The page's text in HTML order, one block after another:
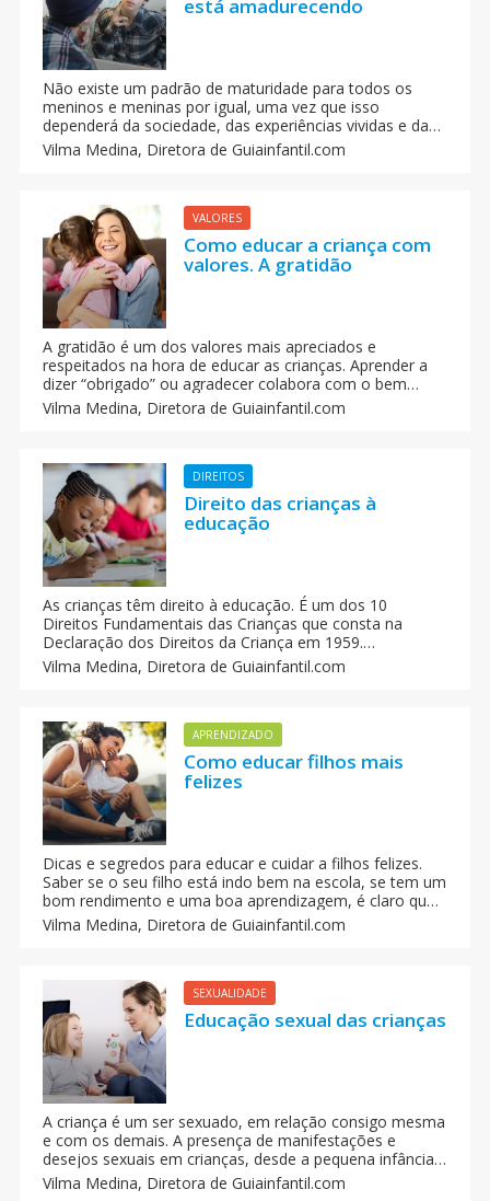
está amadurecendo
Não existe um padrão de maturidade para todos os
meninos e meninas por igual, uma vez que isso
dependerá da sociedade, das experiências vividas e da
educação recebida. Mesmo assim, existem alguns sinais
que te ajudarão a descobrir se o seu filho já está
Vilma Medina, Diretora de Guiainfantil.com
VALORES
Como educar a criança com
valores. A gratidão
A gratidão é um dos valores mais apreciados e
respeitados na hora de educar as crianças. Aprender a
dizer “obrigado” ou agradecer colabora com o bem
estar e reconhecimento da criança. Como todos os
outros valores, se ensina a agradecer com o exemplo.
Vilma Medina, Diretora de Guiainfantil.com
DIREITOS
Direito das crianças à
educação
As crianças têm direito à educação. É um dos 10
Direitos Fundamentais das Crianças que consta na
Declaração dos Direitos da Criança em 1959.
Lamentavelmente, esses direitos de que toda criança
deve dispor nem sempre são cumpridos.
Vilma Medina, Diretora de Guiainfantil.com
APRENDIZADO
Como educar filhos mais
felizes
Dicas e segredos para educar e cuidar a filhos felizes.
Saber se o seu filho está indo bem na escola, se tem um
bom rendimento e uma boa aprendizagem, é claro que
todos os pais querem saber, mas saber se o seu filho
está feliz onde estuda, com os seus companheiros e
Vilma Medina, Diretora de Guiainfantil.com
SEXUALIDADE
Educação sexual das crianças
A criança é um ser sexuado, em relação consigo mesma
e com os demais. A presença de manifestações e
desejos sexuais em crianças, desde a pequena infância,
foi uma das mais importantes polêmicas levantadas por
Sigmund Freud, o pai da psicnálise, há quase um século.
Vilma Medina, Diretora de Guiainfantil.com